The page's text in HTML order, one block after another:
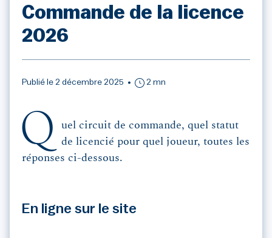
Commande de la licence
2026
Publié le 2 décembre 2025 2 mn
Q
uel circuit de commande, quel statut
de licencié pour quel joueur, toutes les
réponses ci-dessous.
En ligne sur le site